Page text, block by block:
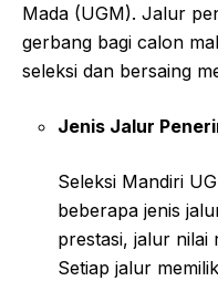
Mada (UGM). Jalur
gerbang bagi calon
seleksi dan bersaing
Jenis Jalur
Seleksi Mandiri
beberapa jenis
prestasi, jalur nilai
Setiap jalur